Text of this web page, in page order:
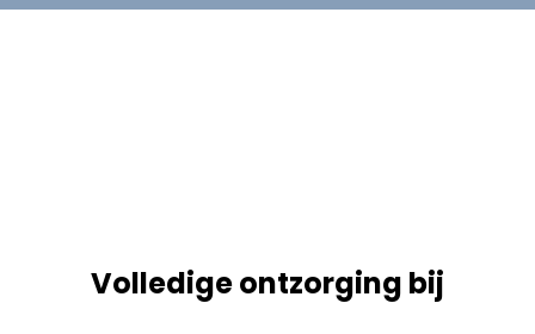
Volledige ontzorging bij